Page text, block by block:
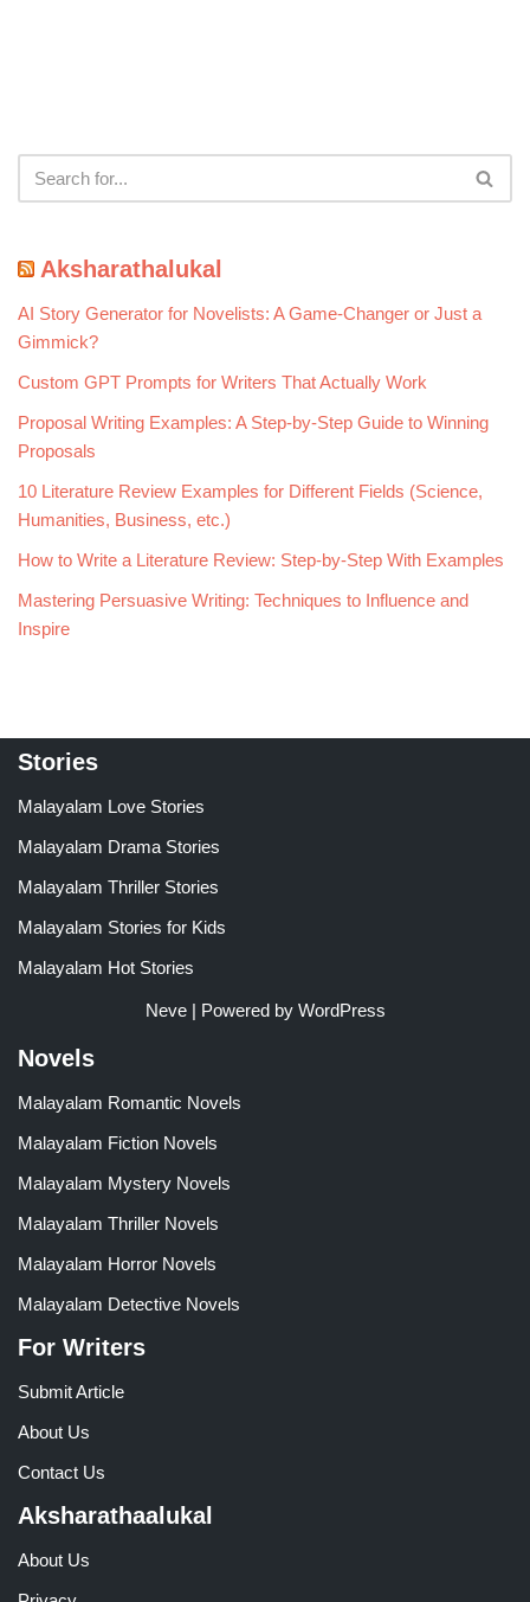
Aksharathalukal
AI Story Generator for Novelists: A Game-Changer or Just a
Gimmick?
Custom GPT Prompts for Writers That Actually Work
Proposal Writing Examples: A Step-by-Step Guide to Winning
Proposals
10 Literature Review Examples for Different Fields (Science,
Humanities, Business, etc.)
How to Write a Literature Review: Step-by-Step With Examples
Mastering Persuasive Writing: Techniques to Influence and
Inspire
Stories
Malayalam Love Stories
Malayalam Drama Stories
Malayalam Thriller Stories
Malayalam Stories for Kids
Malayalam Hot Stories
Neve| Powered by WordPress
Novels
Malayalam Romantic Novels
Malayalam Fiction Novels
Malayalam Mystery Novels
Malayalam Thriller Novels
Malayalam Horror Novels
Malayalam Detective Novels
For Writers
Submit Article
About Us
Contact Us
Aksharathaalukal
About Us